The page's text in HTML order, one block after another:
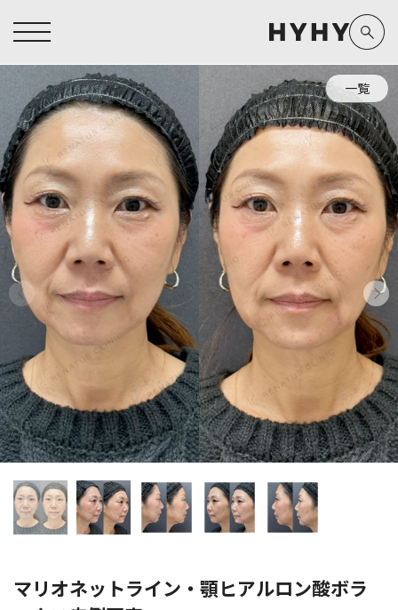
ヒアルロン酸注入症例一覧
医療脱毛症例一覧
アートメイク症例一覧
クリニック一覧
医師一覧
看護師一覧
新着情報
運営元情報
よくあるご質問
お問い合わせ
プライバシーポリシー
未成年の方へ
規約
コラム
ヒアルロン酸注入 医療脱毛
Doctor
担当医師から探す
副田 周
高橋 希
東山 麻伊子
松村 仁
泉 洋平
辻橋 勇祐
阿部 竜介
Parts
部位から探す
額
Preparation
製剤から探す
ザーフ(XERF)
ボラックス
ボリューマ
ボリフト
ボルベラ
ボライト
レナトゥスヒアルロン酸
ダイヤモンドフィール/ピ
ネハ
リジュラン
一覧
マリオネットライン・顎ヒアルロン酸ボラ